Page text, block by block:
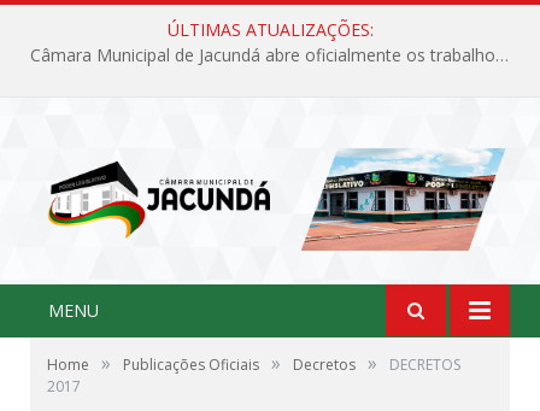
ÚLTIMAS ATUALIZAÇÕES:
Câmara Municipal de Jacundá abre oficialmente os trabalhos legislativos de 2026
MENU
Home » Publicações Oficiais » Decretos »
DECRETOS
2017